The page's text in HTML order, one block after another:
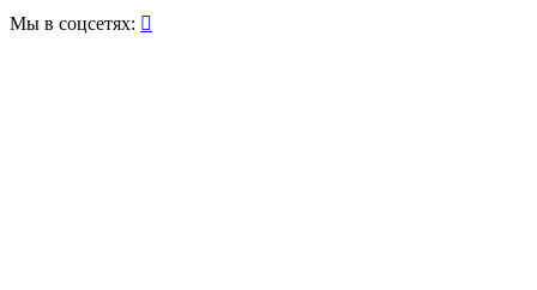
Мы в соцсетях: 